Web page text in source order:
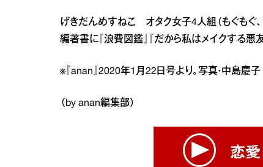
げきだんめすねこ オタク女子4人組（もぐもぐ、
編著書に『浪費図鑑』『だから私はメイクする悪
※『anan』2020年1月22日号より。写真・中島慶
（by anan編集部）